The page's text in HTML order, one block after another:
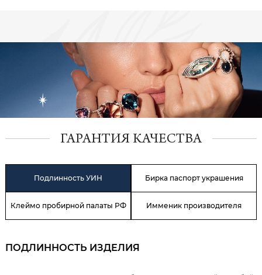
ГАРАНТИЯ КАЧЕСТВА
Подлинность УИН Бирка паспорт украшения
Клеймо пробирной палаты РФ Имменик производителя
ПОДЛИННОСТЬ ИЗДЕЛИЯ